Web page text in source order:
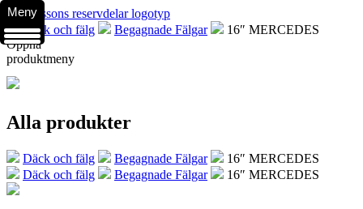
Däck och fälg Begagnade Fälgar
16″ MERCEDES
Öppna
produktmeny
Alla produkter
Däck och fälg Begagnade Fälgar
16″ MERCEDES
Däck och fälg
Begagnade Fälgar 16″ MERCEDES
Meny